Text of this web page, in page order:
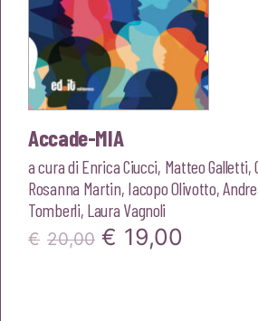
Accade-MIA
a cura di Enrica Ciucci, Matteo Galletti,
Rosanna Martin, Iacopo Olivotto,
Tomberli, Laura Vagnoli
€ 20,00 Il
€ 19,00